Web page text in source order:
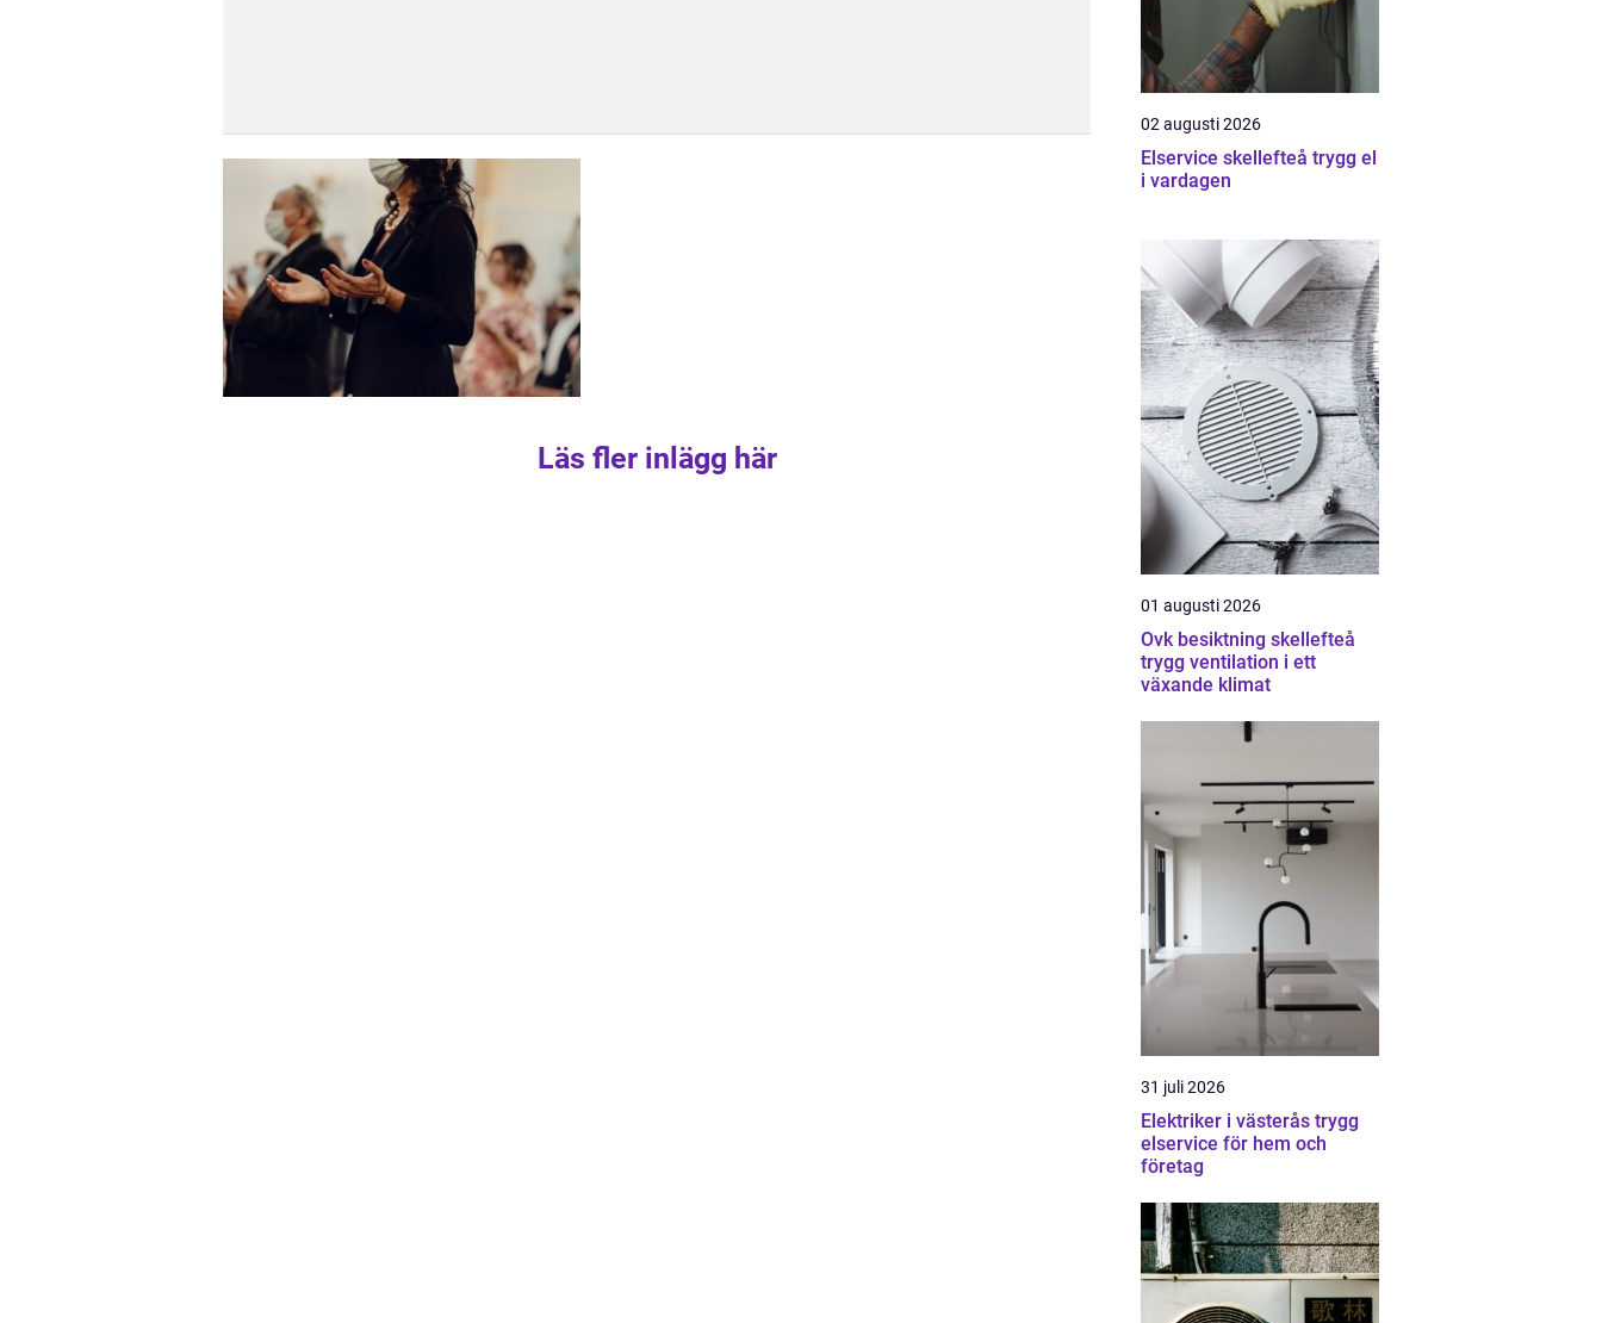
Läs fler inlägg här
02 augusti 2026
Elservice skellefteå trygg el
i vardagen
01 augusti 2026
Ovk besiktning skellefteå
trygg ventilation i ett
växande klimat
31 juli 2026
Elektriker i västerås trygg
elservice för hem och
företag